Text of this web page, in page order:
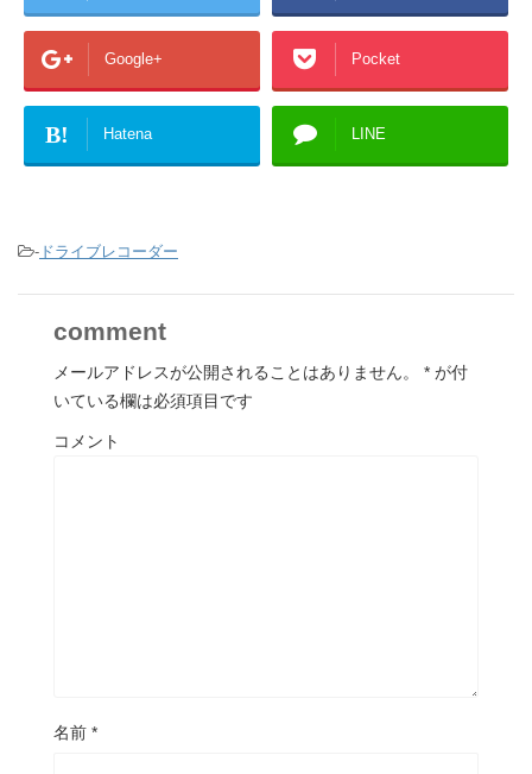
Google+ Pocket
B! Hatena LINE
- ドライブレコーダー
comment
メールアドレスが公開されることはありません。 * が付
いている欄は必須項目です
コメント
名前 *